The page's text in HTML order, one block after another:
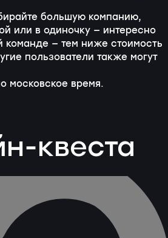
большую компанию,
или в одиночку — интересно
— тем ниже стоимость
пользователи также могут
московское время.
квеста